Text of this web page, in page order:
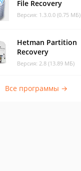
File Recovery
Версия: 1.3.0.0 (0.75 МБ)
Hetman Partition
Recovery
Версия: 2.8 (13.89 МБ)
Все программы →